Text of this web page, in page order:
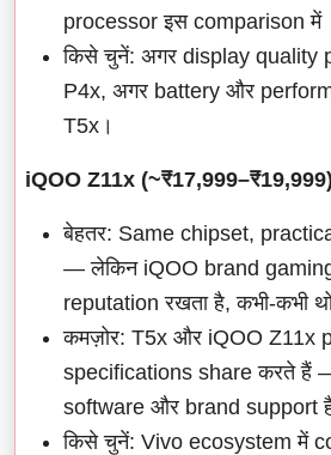
processor इस comparison में
किसे चुनें: अगर display quality
P4x, अगर battery और
T5x।
iQOO Z11x (~₹17,999–₹19,999)
बेहतर: Same chipset,
— लेकिन iQOO brand
reputation रखता है, कभी-कभी
कमज़ोर: T5x और iQOO Z11x
specifications share करते हैं
software और brand support
किसे चुनें: Vivo ecosystem में